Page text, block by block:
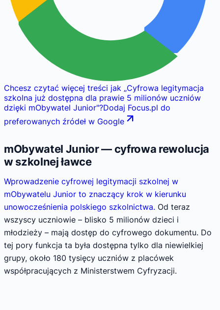
Chcesz czytać więcej treści jak „Cyfrowa legitymacja
szkolna już dostępna dla prawie 5 milionów uczniów
dzięki mObywatel Junior"?Dodaj Focus.pl do
preferowanych źródeł w Google
mObywatel Junior — cyfrowa rewolucja
w szkolnej ławce
Wprowadzenie cyfrowej legitymacji szkolnej w
mObywatelu Junior to znaczący krok w kierunku
unowocześnienia polskiego szkolnictwa. Od teraz
wszyscy uczniowie – blisko 5 milionów dzieci i
młodzieży – mają dostęp do cyfrowego dokumentu. Do
tej pory funkcja ta była dostępna tylko dla niewielkiej
grupy, około 180 tysięcy uczniów z placówek
współpracujących z Ministerstwem Cyfryzacji.